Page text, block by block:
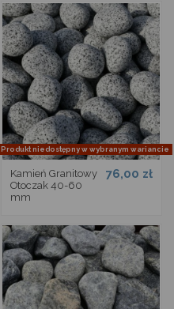
Produkt niedostępny w wybranym wariancie
Kamień Granitowy
Otoczak 40-60
mm
76,00 zł